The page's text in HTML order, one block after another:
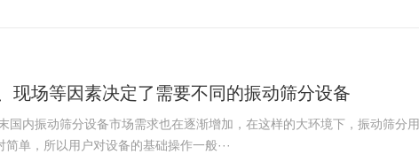
现场等因素决定了需要不同的振动筛分设备
国内振动筛分设备市场需求也在逐渐增加，在这样的大环境下，振动筛分
单，所以用户对设备的基础操作一般···